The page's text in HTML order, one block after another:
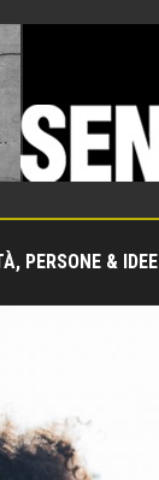
PERSONE & IDEE